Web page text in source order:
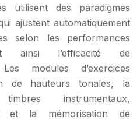
utilisent des paradigmes
ajustent automatiquement
selon les performances
ainsi l’efficacité de
modules d’exercices
de hauteurs tonales, la
instrumentaux,
et la mémorisation de